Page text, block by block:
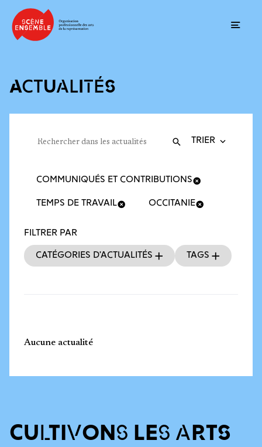
ACTUALITÉS
Recherche
Valider
FILTRER PAR
Catégories d’actualités Tags
COMMUNIQUÉS ET CONTRIBUTIONS
TEMPS DE TRAVAIL OCCITANIE
Aucune actualité
CULTIVONS LES ARTS